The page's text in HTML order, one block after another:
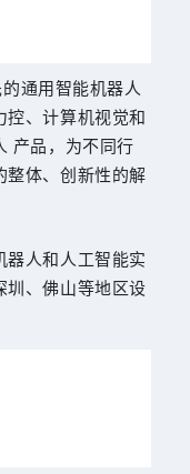
通用智能机器人
控、计算机视觉和
产品，为不同行
整体、创新性的解
器人和人工智能实
圳、佛山等地区设